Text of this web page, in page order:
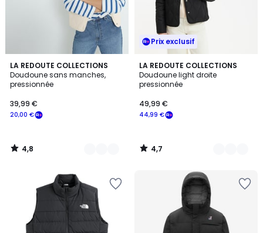
LA REDOUTE COLLECTIONS
Doudoune sans manches,
pressionnée
20,00 €
39,99 €
4,8
/ 5
3
Couleurs
4,8
/
Prix exclusif
LA REDOUTE COLLECTIONS
Doudoune light droite
pressionnée
44,99 €
49,99 €
4,7
/ 5
2
Couleurs
4,7
/